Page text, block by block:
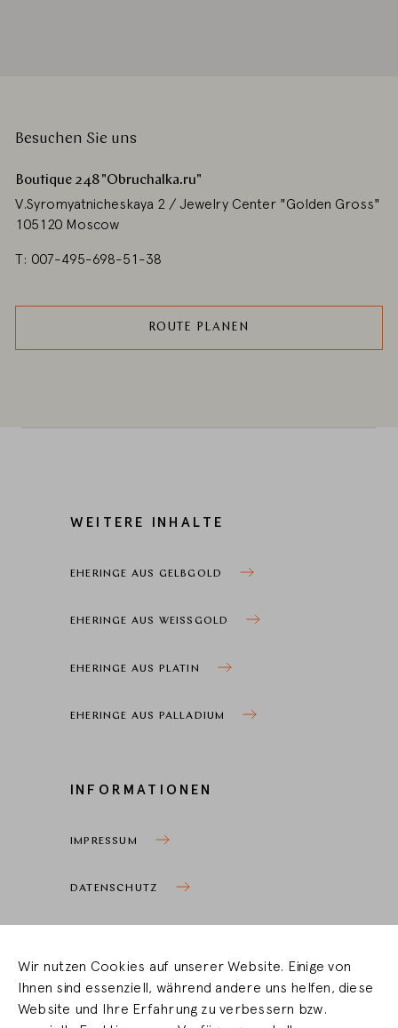
Besuchen Sie uns
Boutique 248 "Obruchalka.ru"
V.Syromyatnicheskaya 2 / Jewelry Center "Golden Gross"
105120 Moscow
T: 007-495-698-51-38
ROUTE PLANEN
WEITERE INHALTE
EHERINGE AUS GELBGOLD
EHERINGE AUS WEISSGOLD
EHERINGE AUS PLATIN
EHERINGE AUS PALLADIUM
INFORMATIONEN
IMPRESSUM
DATENSCHUTZ
HÄNDLERBEREICH
Wir nutzen Cookies auf unserer Website. Einige von
Ihnen sind essenziell, während andere uns helfen, diese
Website und Ihre Erfahrung zu verbessern bzw.